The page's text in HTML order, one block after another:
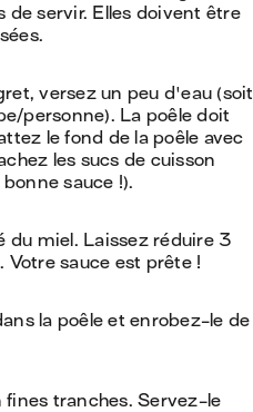
de servir. Elles doivent être
versez un peu d'eau (soit
personne). La poêle doit
le fond de la poêle avec
les sucs de cuisson
sauce !).
du miel. Laissez réduire 3
Votre sauce est prête !
la poêle et enrobez-le de
tranches. Servez-le